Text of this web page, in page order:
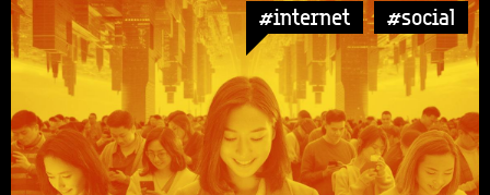
#internet #social